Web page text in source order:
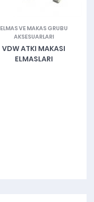
ELMAS VE MAKAS GRUBU
AKSESUARLARI
VDW ATKI MAKASI
ELMASLARI